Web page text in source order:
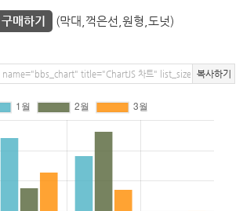
구매하기 (막대,꺽은선,원형,도넛)
복사하기